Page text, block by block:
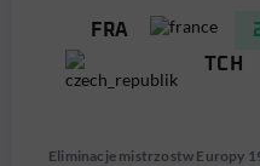
FRA
TCH
Eliminacje mistrzostw Europy